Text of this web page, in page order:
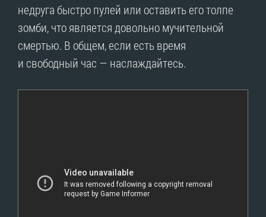
недруга быстро пулей или оставить его толпе
зомби, что является довольно мучительной
смертью. В общем, если есть время
и свободный час — наслаждайтесь.